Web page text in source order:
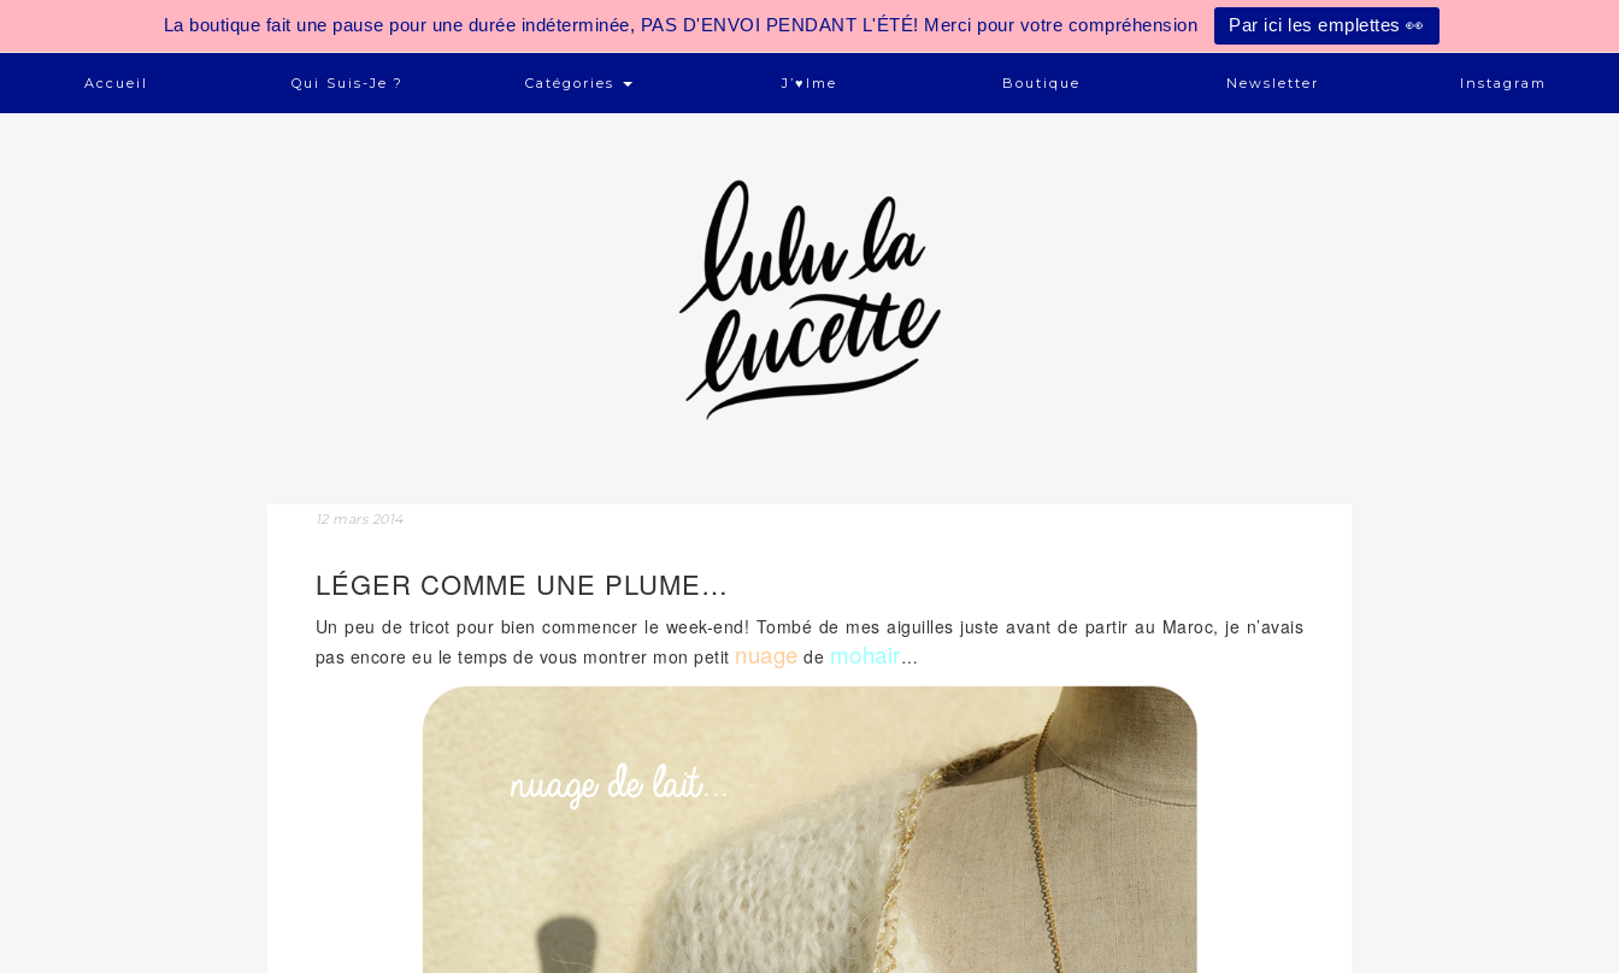
La boutique fait une pause pour une durée indéterminée, PAS D'ENVOI PENDANT L'ÉTÉ! Merci pour votre compréhension Par ici les emplettes 👀
Accueil Qui Suis-Je ? Catégories J’♥ime Boutique Newsletter Instagram
12 mars 2014
LÉGER COMME UNE PLUME…
Un peu de tricot pour bien commencer le week-end! Tombé de mes aiguilles juste avant de partir au Maroc, je n’avais
pas encore eu le temps de vous montrer mon petit nuage de mohair…